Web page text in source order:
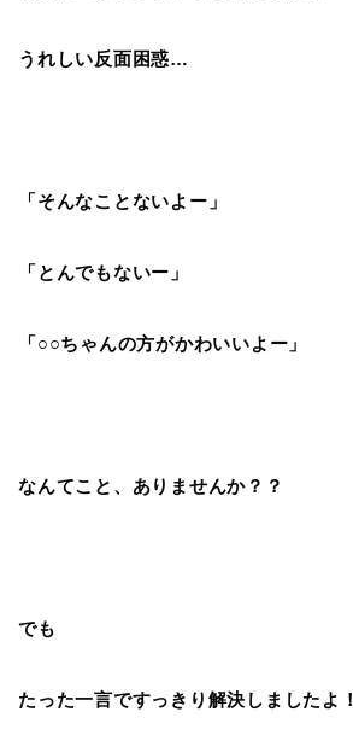
うれしい反面困惑…
「そんなことないよー」
「とんでもないー」
「○○ちゃんの方がかわいいよー」
なんてこと、ありませんか？？
でも
たった一言ですっきり解決しましたよ！